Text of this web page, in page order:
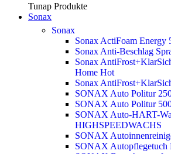
Tunap Produkte
Sonax
Sonax
Sonax ActiFoam Energy
Sonax Anti-Beschlag
Sonax
Home Hot
Sonax
SONAX Auto Politur
SONAX Auto Politur
SONAX Auto-HART-
HIGHSPEEDWACHS
SONAX
SONAX Autopflegetuch